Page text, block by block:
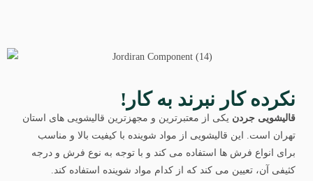
نکرده کار نبرند به کار!
قالیشویی جردنیکی از معتبرترین و مجهزترین قالیشویی های استان
تهران است. این قالیشویی از مواد شوینده با کیفیت بالا و مناسب
برای انواع فرش ها استفاده می کند و با توجه به نوع فرش و درجه
کثیفی آن، تعیین می کند که از کدام مواد شوینده استفاده کند.